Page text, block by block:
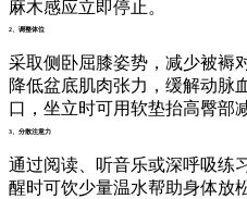
麻木感应立即停止。
2、调整体位
采取侧卧屈膝姿势，减少被褥
降低盆底肌肉张力，缓解动脉
口，坐立时可用软垫抬高臀部
3、分散注意力
通过阅读、听音乐或深呼吸练
醒时可饮少量温水帮助身体放